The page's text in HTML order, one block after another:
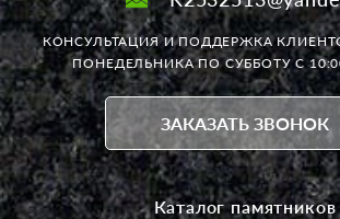
КОНСУЛЬТАЦИЯ И ПОДДЕРЖКА
ПОНЕДЕЛЬНИКА ПО СУББОТУ С
ЗАКАЗАТЬ ЗВОНОК
Каталог памятников